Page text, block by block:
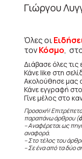
Γιώργου
Όλες οι
τονΚόσμο,
Διάβασε όλες τις
Κάνε like στη
Ακολούθησε μας
Κάνε εγγραφή
Γίνε μέλος στο
Προσοχή!
παραπάνω άρθρου (
– Αναφέρεται ως
αναφορά.
– Στο τέλος του
– Σε ένα από τα δύο